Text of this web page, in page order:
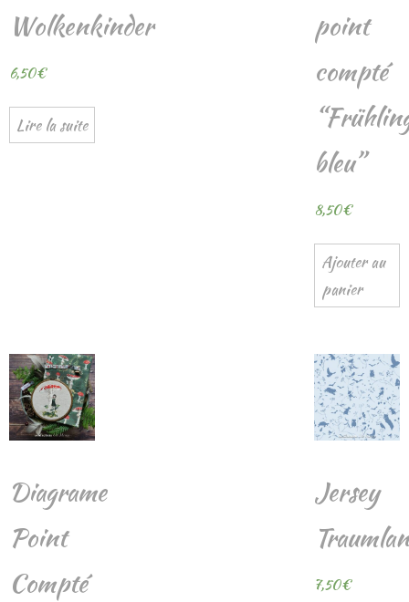
Wolkenkinder
6,50€
Lire la suite
point
compté
bleu”
8,50€
Ajouter au
panier
Diagrame
Point
Compté
Jersey
7,50€